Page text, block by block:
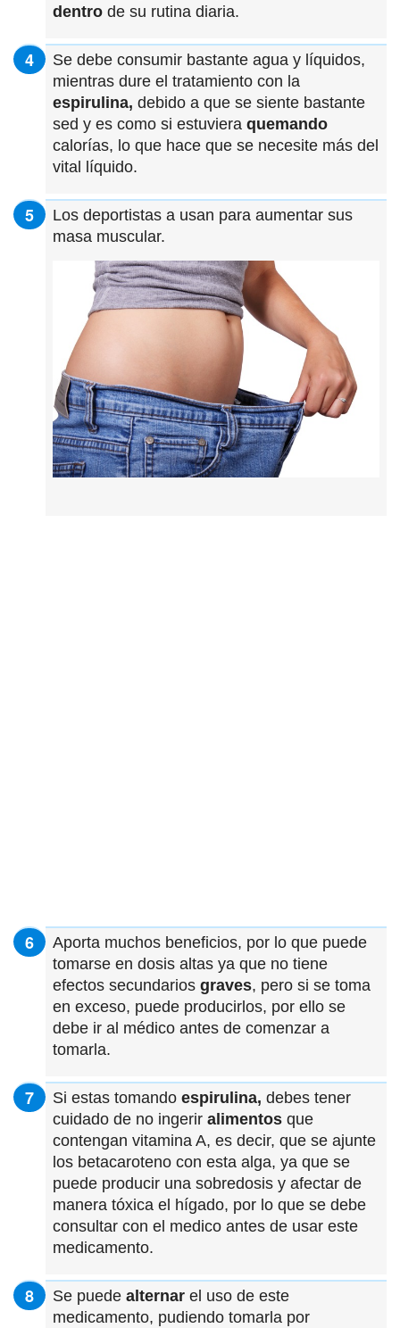
dentro de su rutina diaria.
Se debe consumir bastante agua y líquidos,
mientras dure el tratamiento con la
espirulina, debido a que se siente bastante
sed y es como si estuviera quemando
calorías, lo que hace que se necesite más del
vital líquido.
Los deportistas a usan para aumentar sus
masa muscular.
Aporta muchos beneficios, por lo que puede
tomarse en dosis altas ya que no tiene
efectos secundarios graves, pero si se toma
en exceso, puede producirlos, por ello se
debe ir al médico antes de comenzar a
tomarla.
Si estas tomando espirulina, debes tener
cuidado de no ingerir alimentos que
contengan vitamina A, es decir, que se ajunte
los betacaroteno con esta alga, ya que se
puede producir una sobredosis y afectar de
manera tóxica el hígado, por lo que se debe
consultar con el medico antes de usar este
medicamento.
Se puede alternar el uso de este
medicamento, pudiendo tomarla por